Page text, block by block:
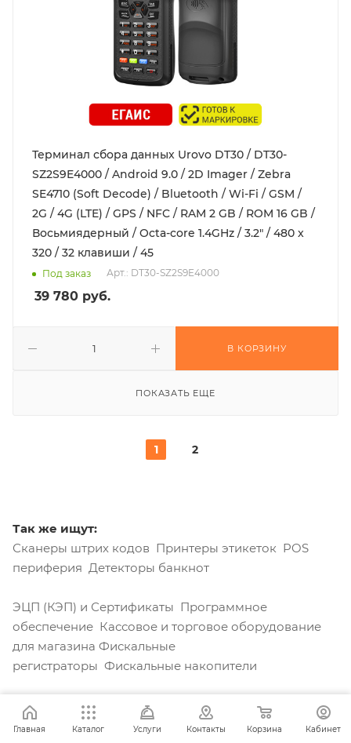
Терминал сбора данных Urovo DT30 / DT30-
SZ2S9E4000 / Android 9.0 / 2D Imager / Zebra
SE4710 (Soft Decode) / Bluetooth / Wi-Fi / GSM /
2G / 4G (LTE) / GPS / NFC / RAM 2 GB / ROM 16 GB /
Восьмиядерный / Octa-core 1.4GHz / 3.2" / 480 x
320 / 32 клавиши / 45
Под заказ Арт.: DT30-SZ2S9E4000
39 780 руб.
В КОРЗИНУ
ПОКАЗАТЬ ЕЩЕ
1 2
Так же ищут:
Сканеры штрих кодов Принтеры этикеток POS
периферия Детекторы банкнот
ЭЦП (КЭП) и Сертификаты Программное
обеспечение Кассовое и торговое оборудование
для магазина Фискальные
регистраторы Фискальные накопители
Не нашли то, что искали?
Главная Каталог Услуги Контакты Корзина Кабинет
Задать вопрос